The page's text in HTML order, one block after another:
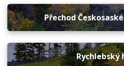
Přechod
Rychlebský